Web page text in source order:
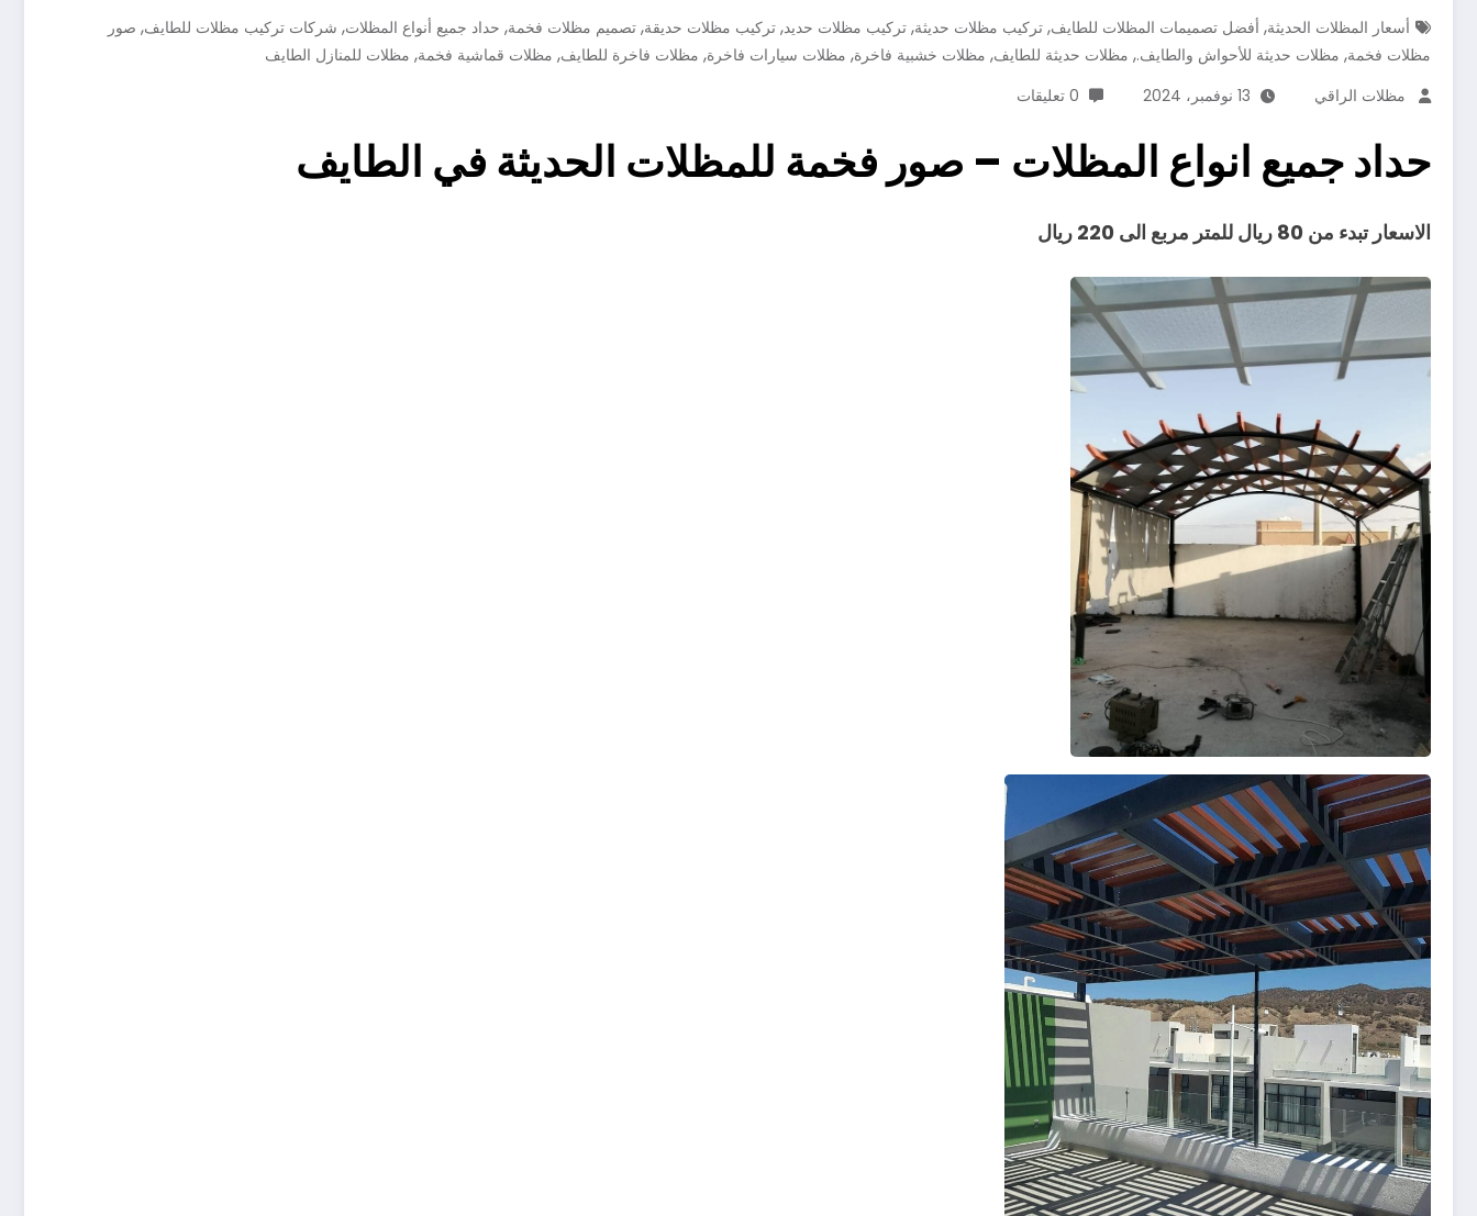
أسعار المظلات الحديثة, أفضل تصميمات المظلات للطايف, تركيب مظلات حديثة, تركيب مظلات حديد, تركيب مظلات حديقة, تصميم مظلات فخمة, حداد جميع أنواع المظلات, شركات تركيب مظلات للطايف, صور
مظلات فخمة, مظلات حديثة للأحواش والطايف., مظلات حديثة للطايف, مظلات خشبية فاخرة, مظلات سيارات فاخرة, مظلات فاخرة للطايف, مظلات قماشية فخمة, مظلات للمنازل الطايف
مظلات الراقي
13 نوفمبر، 2024 0 تعليقات
حداد جميع انواع المظلات – صور فخمة للمظلات الحديثة في الطايف
الاسعار تبدء من 80 ريال للمتر مربع الى 220 ريال